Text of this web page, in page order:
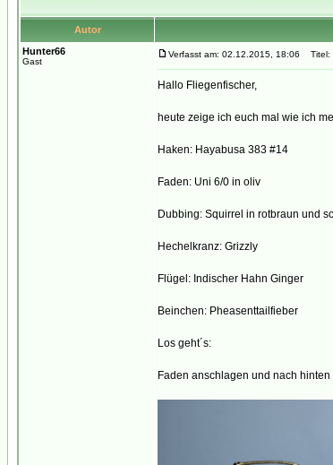
Autor
Hunter66
Gast
Verfasst am: 02.12.2015, 18:06 Titel:
Hallo Fliegenfischer,
heute zeige ich euch mal wie ich
Haken: Hayabusa 383 #14
Faden: Uni 6/0 in oliv
Dubbing: Squirrel in rotbraun und
Hechelkranz: Grizzly
Flügel: Indischer Hahn Ginger
Beinchen: Pheasenttailfieber
Los geht´s:
Faden anschlagen und nach hinten